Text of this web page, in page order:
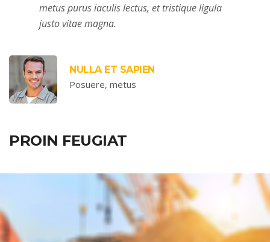
metus purus iaculis lectus, et tristique ligula
justo vitae magna.
NULLA ET SAPIEN
Posuere, metus
PROIN FEUGIAT